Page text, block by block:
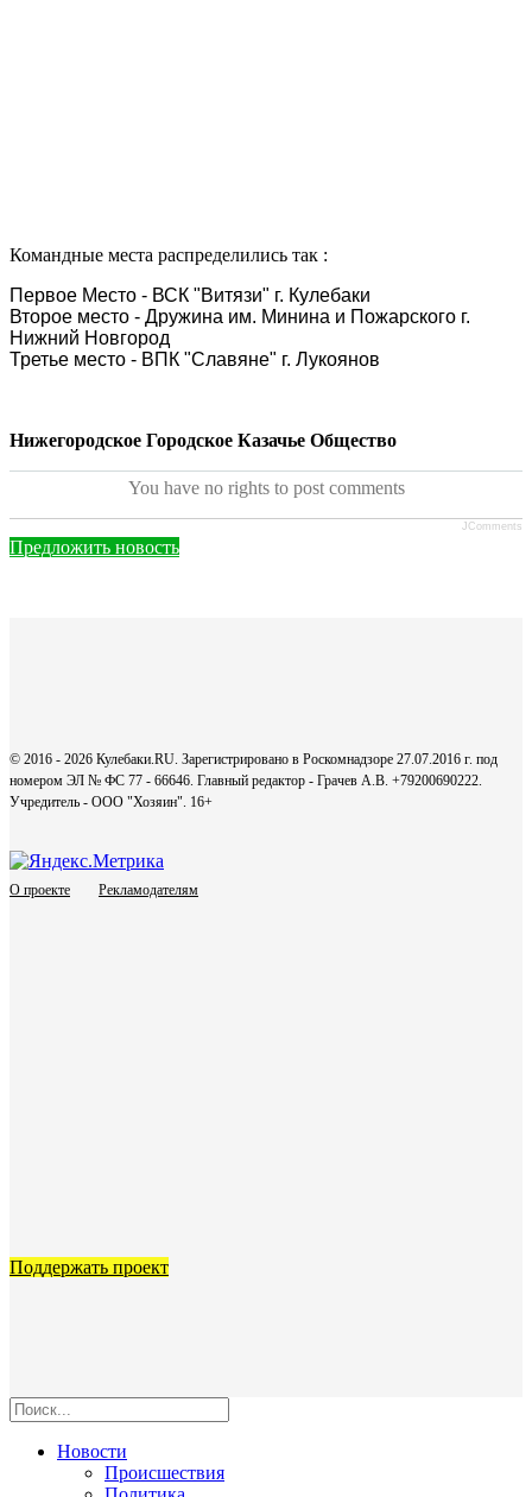
Командные места распределились так :
Первое Место - ВСК "Витязи" г. Кулебаки
Второе место - Дружина им. Минина и Пожарского г.
Нижний Новгород
Третье место - ВПК "Славяне" г. Лукоянов
Нижегородское Городское Казачье Общество
You have no rights to post comments
JComments
Предложить новость
© 2016 - 2026 Кулебаки.RU. Зарегистрировано в Роскомнадзоре 27.07.2016 г. под
номером ЭЛ № ФС 77 - 66646. Главный редактор - Грачев А.В. +79200690222.
Учредитель - ООО "Хозяин". 16+
О проекте Рекламодателям
Поддержать проект
Новости
Происшествия